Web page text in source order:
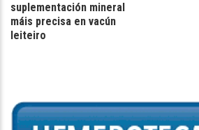
suplementación mineral
máis precisa en vacún
leiteiro